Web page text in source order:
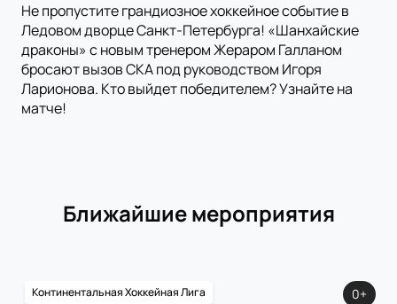
Не пропустите грандиозное хоккейное событие в
Ледовом дворце Санкт-Петербурга! «Шанхайские
драконы» с новым тренером Жераром Галланом
бросают вызов СКА под руководством Игоря
Ларионова. Кто выйдет победителем? Узнайте на
матче!
Ближайшие мероприятия
Континентальная Хоккейная Лига
0+